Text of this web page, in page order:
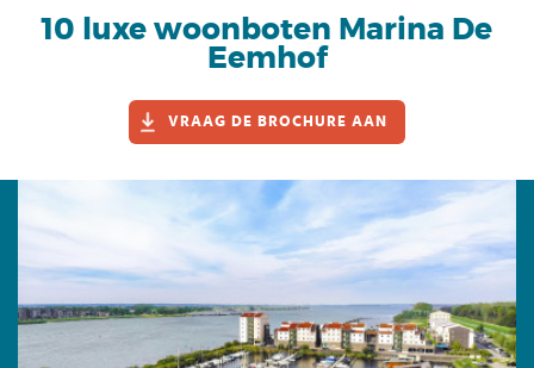
10 luxe woonboten Marina De
Eemhof
VRAAG DE BROCHURE AAN